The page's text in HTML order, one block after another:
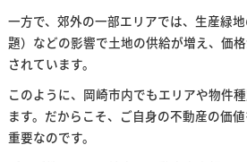
一方で、郊外の一部エリアでは、生産緑
題）などの影響で土地の供給が増え、価
されています。
このように、岡崎市内でもエリアや物件
ます。だからこそ、ご自身の不動産の価
重要なのです。